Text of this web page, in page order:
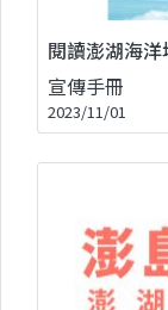
閱讀澎湖海
宣傳手冊
2023/11/01